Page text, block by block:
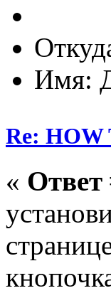
Имя:
Re:
« Ответ